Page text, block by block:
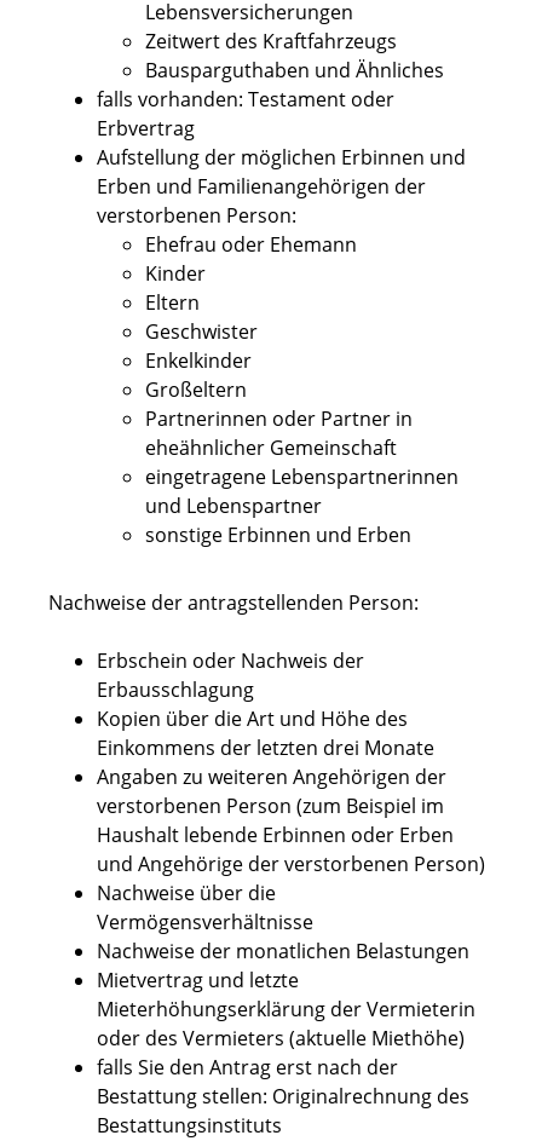
Lebensversicherungen
Zeitwert des Kraftfahrzeugs
Bausparguthaben und Ähnliches
falls vorhanden: Testament oder
Erbvertrag
Aufstellung der möglichen Erbinnen und
Erben und Familienangehörigen der
verstorbenen Person:
Ehefrau oder Ehemann
Kinder
Eltern
Geschwister
Enkelkinder
Großeltern
Partnerinnen oder Partner in
eheähnlicher Gemeinschaft
eingetragene Lebenspartnerinnen
und Lebenspartner
sonstige Erbinnen und Erben
Nachweise der antragstellenden Person:
Erbschein oder Nachweis der
Erbausschlagung
Kopien über die Art und Höhe des
Einkommens der letzten drei Monate
Angaben zu weiteren Angehörigen der
verstorbenen Person (zum Beispiel im
Haushalt lebende Erbinnen oder Erben
und Angehörige der verstorbenen Person)
Nachweise über die
Vermögensverhältnisse
Nachweise der monatlichen Belastungen
Mietvertrag und letzte
Mieterhöhungserklärung der Vermieterin
oder des Vermieters (aktuelle Miethöhe)
falls Sie den Antrag erst nach der
Bestattung stellen: Originalrechnung des
Bestattungsinstituts